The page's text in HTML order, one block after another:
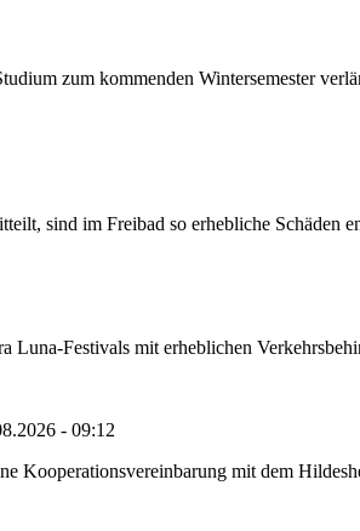
zum kommenden Wintersemester
sind im Freibad so erhebliche Schäden
Festivals mit erheblichen
- 09:12
Kooperationsvereinbarung mit dem